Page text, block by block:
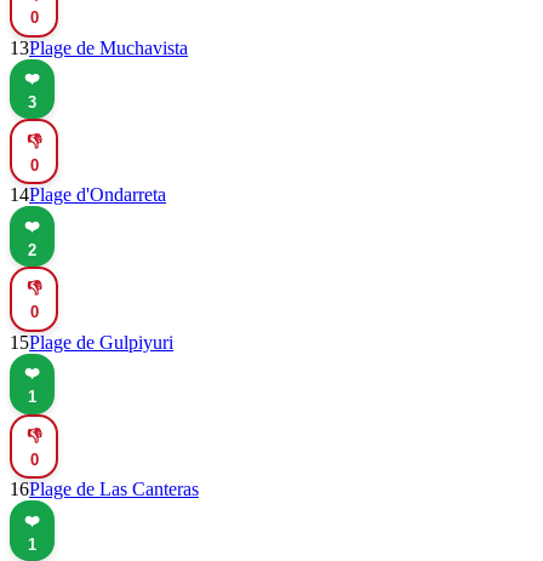
0
13Plage de Muchavista
❤️
3
👎
0
14Plage d'Ondarreta
❤️
2
👎
0
15Plage de Gulpiyuri
❤️
1
👎
0
16Plage de Las Canteras
❤️
1